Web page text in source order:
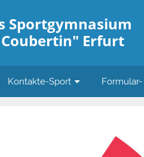
Sportgymnasium
Erfurt
Kontakte-Sport